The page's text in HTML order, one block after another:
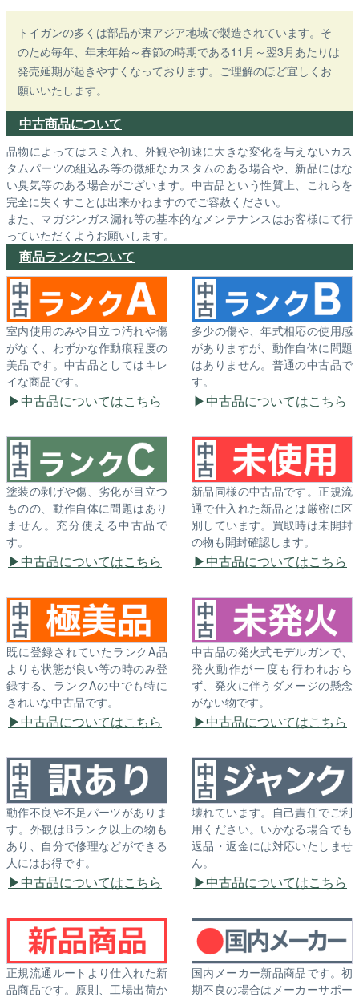
トイガンの多くは部品が東アジア地域で製造されています。そ
のため毎年、年末年始～春節の時期である11月～翌3月あたりは
発売延期が起きやすくなっております。ご理解のほど宜しくお
願いいたします。
中古商品について
品物によってはスミ入れ、外観や初速に大きな変化を与えないカス
タムパーツの組込み等の微細なカスタムのある場合や、新品にはな
い臭気等のある場合がございます。中古品という性質上、これらを
完全に失くすことは出来かねますのでご容赦ください。
また、マガジンガス漏れ等の基本的なメンテナンスはお客様にて行
っていただくようお願いします。
商品ランクについて
室内使用のみや目立つ汚れや傷
がなく、わずかな作動痕程度の
美品です。中古品としてはキレ
イな商品です。
中古品についてはこちら
多少の傷や、年式相応の使用感
がありますが、動作自体に問題
はありません。普通の中古品で
す。
中古品についてはこちら
塗装の剥げや傷、劣化が目立つ
ものの、動作自体に問題はあり
ません。充分使える中古品で
す。
中古品についてはこちら
新品同様の中古品です。正規流
通で仕入れた新品とは厳密に区
別しています。買取時は未開封
の物も開封確認します。
中古品についてはこちら
既に登録されていたランクA品
よりも状態が良い等の時のみ登
録する、ランクAの中でも特に
きれいな中古品です。
中古品についてはこちら
中古品の発火式モデルガンで、
発火動作が一度も行われおら
ず、発火に伴うダメージの懸念
がない物です。
中古品についてはこちら
動作不良や不足パーツがありま
す。外観はBランク以上の物も
あり、自分で修理などができる
人にはお得です。
中古品についてはこちら
壊れています。自己責任でご利
用ください。いかなる場合でも
返品・返金には対応いたしませ
ん。
中古品についてはこちら
正規流通ルートより仕入れた新
品商品です。原則、工場出荷か
国内メーカー新品商品です。初
期不良の場合はメーカーサポー